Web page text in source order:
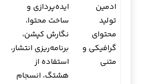
ادمین
تولید
محتوای
گرافیکی و
متنی
ایده‌پردازی و
ساخت محتوا،
نگارش کپشن،
برنامه‌ریزی انتشار،
استفاده از
هشتگ، انسجام